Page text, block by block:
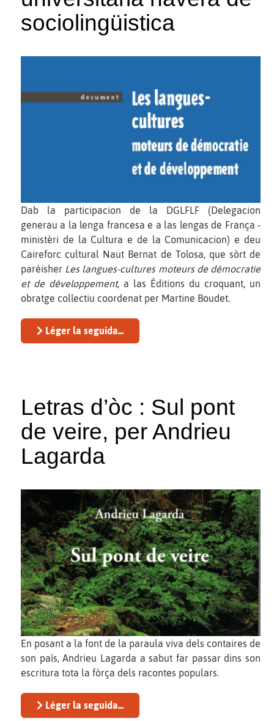
sociolingüistica
Dab la participacion de la DGLFLF (Delegacion
generau a la lenga francesa e a las lengas de França -
ministèri de la Cultura e de la Comunicacion) e deu
Caireforc cultural Naut Bernat de Tolosa, que sòrt de
paréisher Les langues-cultures moteurs de démocratie
et de développement, a las Éditions du croquant, un
obratge collectiu coordenat per Martine Boudet.
Léger la seguida...
Letras d’òc : Sul pont
de veire, per Andrieu
Lagarda
En posant a la font de la paraula viva dels contaires de
son país, Andrieu Lagarda a sabut far passar dins son
escritura tota la fòrça dels racontes populars.
Léger la seguida...